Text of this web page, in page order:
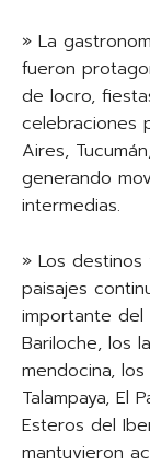
» La
fueron
de locro,
celebraciones
Aires,
generando
intermedias.
» Los
paisajes
importante del
Bariloche, los
mendocina,
Talampaya, El
Esteros del
mantuvieron